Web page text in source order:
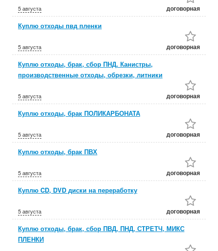
5 августа договорная
Куплю отходы пвд пленки
5 августа договорная
Куплю отходы, брак, сбор ПНД. Канистры,
производственные отходы, обрезки, литники
5 августа договорная
Куплю отходы, брак ПОЛИКАРБОНАТА
5 августа договорная
Куплю отходы, брак ПВХ
5 августа договорная
Куплю CD, DVD диски на переработку
5 августа договорная
Куплю отходы, брак, сбор ПВД, ПНД, СТРЕТЧ, МИКС
ПЛЕНКИ